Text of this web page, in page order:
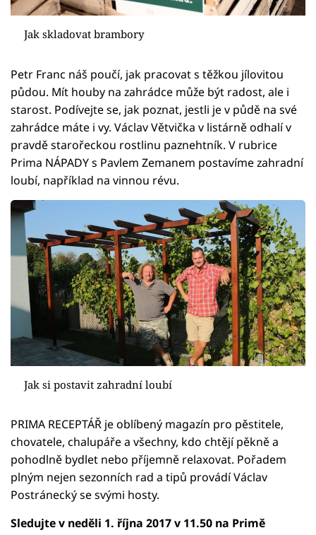
Jak skladovat brambory
Petr Franc náš poučí, jak pracovat s těžkou jílovitou
půdou. Mít houby na zahrádce může být radost, ale i
starost. Podívejte se, jak poznat, jestli je v půdě na své
zahrádce máte i vy. Václav Větvička v listárně odhalí v
pravdě starořeckou rostlinu paznehtník. V rubrice
Prima NÁPADY s Pavlem Zemanem postavíme zahradní
loubí, například na vinnou révu.
Jak si postavit zahradní loubí
PRIMA RECEPTÁŘ je oblíbený magazín pro pěstitele,
chovatele, chalupáře a všechny, kdo chtějí pěkně a
pohodlně bydlet nebo příjemně relaxovat. Pořadem
plným nejen sezonních rad a tipů provádí Václav
Postránecký se svými hosty.
Sledujte v neděli 1. října 2017 v 11.50 na Primě